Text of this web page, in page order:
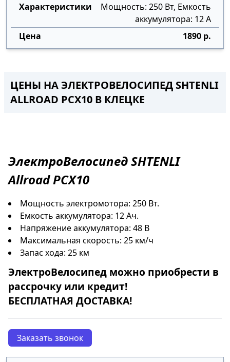
Мощность: 250 Вт, Емкость
аккумулятора: 12 А
1890 р.
ЦЕНЫ НА ЭЛЕКТРОВЕЛОСИПЕД SHTENLI
ALLROAD PCX10 В КЛЕЦКЕ
ЭлектроВелосипедSHTENLI
Allroad PCX10
Мощность электромотора: 250 Вт.
Емкость аккумулятора: 12 Ач.
Напряжение аккумулятора: 48 В
Максимальная скорость: 25 км/ч
Запас хода: 25 км
ЭлектроВелосипед можно приобрести в
рассрочку или кредит!
БЕСПЛАТНАЯ ДОСТАВКА!
Заказать звонок